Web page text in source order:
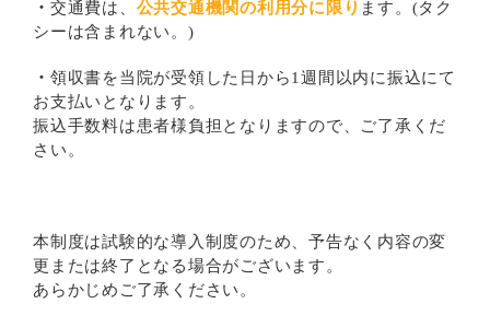
・ 交通費は、 公共交通機関の利用分に限り ます。(タク
シーは含まれない。)
・ 領収書を当院が受領した日から1週間以内に振込にて
お支払いとなります。
振込手数料は患者様負担となりますので、ご了承くだ
さい。
本制度は試験的な導入制度のため、予告なく内容の変
更または終了となる場合がございます。
あらかじめご了承ください。